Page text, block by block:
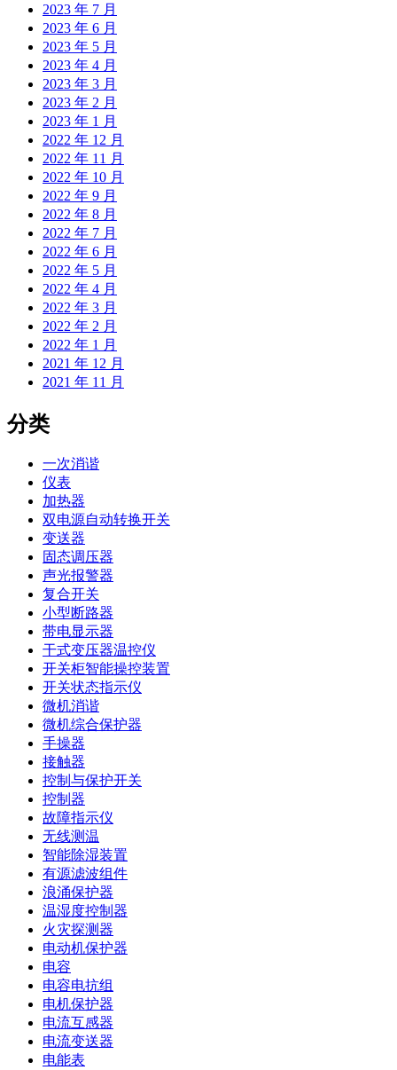
2023 年 7 月
2023 年 6 月
2023 年 5 月
2023 年 4 月
2023 年 3 月
2023 年 2 月
2023 年 1 月
2022 年 12 月
2022 年 11 月
2022 年 10 月
2022 年 9 月
2022 年 8 月
2022 年 7 月
2022 年 6 月
2022 年 5 月
2022 年 4 月
2022 年 3 月
2022 年 2 月
2022 年 1 月
2021 年 12 月
2021 年 11 月
分类
一次消谐
仪表
加热器
双电源自动转换开关
变送器
固态调压器
声光报警器
复合开关
小型断路器
带电显示器
干式变压器温控仪
开关柜智能操控装置
开关状态指示仪
微机消谐
微机综合保护器
手操器
接触器
控制与保护开关
控制器
故障指示仪
无线测温
智能除湿装置
有源滤波组件
浪涌保护器
温湿度控制器
火灾探测器
电动机保护器
电容
电容电抗组
电机保护器
电流互感器
电流变送器
电能表